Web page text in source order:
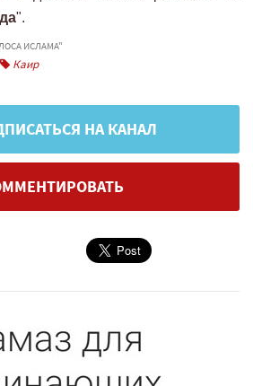
".
ИСЛАМА"
Каир
НА КАНАЛ